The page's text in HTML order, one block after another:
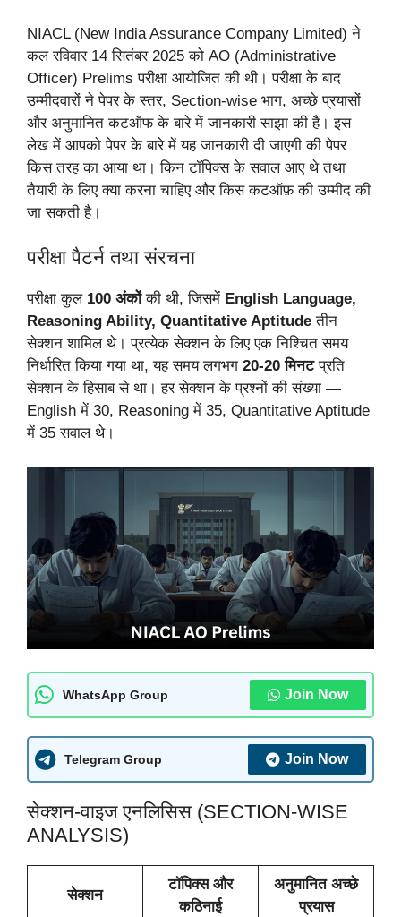
NIACL (New India Assurance Company Limited) ने
कल रविवार 14 सितंबर 2025 को AO (Administrative
Officer) Prelims परीक्षा आयोजित की थी। परीक्षा के बाद
उम्मीदवारों ने पेपर के स्तर, Section-wise भाग, अच्छे प्रयासों
और अनुमानित कटऑफ के बारे में जानकारी साझा की है। इस
लेख में आपको पेपर के बारे में यह जानकारी दी जाएगी की पेपर
किस तरह का आया था। किन टॉपिक्स के सवाल आए थे तथा
तैयारी के लिए क्या करना चाहिए और किस कटऑफ़ की उम्मीद की
जा सकती है।
परीक्षा पैटर्न तथा संरचना
परीक्षा कुल 100 अंकोंकी थी, जिसमें English Language,
Reasoning Ability, Quantitative Aptitude तीन
सेक्शन शामिल थे। प्रत्येक सेक्शन के लिए एक निश्चित समय
निर्धारित किया गया था, यह समय लगभग 20-20 मिनटप्रति
सेक्शन के हिसाब से था। हर सेक्शन के प्रश्नों की संख्या —
English में 30, Reasoning में 35, Quantitative Aptitude
में 35 सवाल थे।
WhatsApp Group Join Now
Telegram Group Join Now
सेक्शन-वाइज एनलिसिस (SECTION-WISE
ANALYSIS)
सेक्शन
टॉपिक्स और
कठिनाई
अनुमानित अच्छे
प्रयास